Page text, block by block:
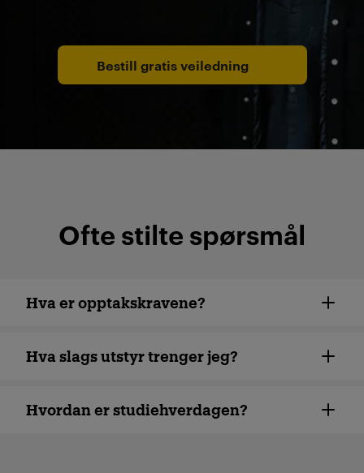
Bestill gratis veiledning
Ofte stilte spørsmål
Hva er opptakskravene?
Hva slags utstyr trenger jeg?
Hvordan er studiehverdagen?